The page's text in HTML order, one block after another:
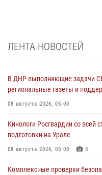
ЛЕНТА НОВОСТЕЙ
В ДНР выполняющие задачи
региональные газеты и
08 августа 2026, 05:00
Кинологи Росгвардии со всей
подготовки на Урале
08 августа 2026, 05:00 3
Комплексные проверки